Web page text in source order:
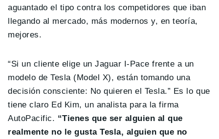
aguantado el tipo contra los competidores que iban
llegando al mercado, más modernos y, en teoría,
mejores.
“Si un cliente elige un Jaguar I-Pace frente a un
modelo de Tesla (Model X), están tomando una
decisión consciente: No quieren el Tesla.” Es lo que
tiene claro Ed Kim, un analista para la firma
AutoPacific. “Tienes que ser alguien al que
realmente no le gusta Tesla, alguien que no